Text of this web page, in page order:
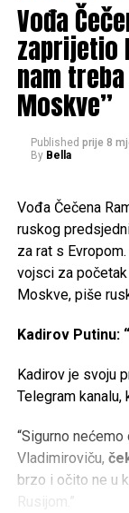
Vođa
zaprijetio
nam
Moskve”
Published prije 8
By Bella
Vođa Čečena
ruskog
za rat s
vojsci za
Moskve, piše
Kadirov Putinu:
Kadirov je svoju
Telegram
“Sigurno
Vladimiroviču,
brzo i očito ne u
Rusijom.”